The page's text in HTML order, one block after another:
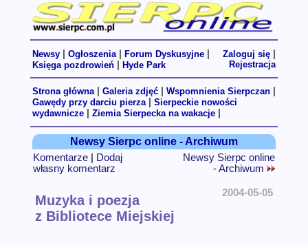
Newsy Ogłoszenia Forum Dyskusyjne
Księga pozdrowień Hyde Park
Zaloguj się
Rejestracja
Strona główna| Galeria zdjęć Wspomnienia Sierpczan
Gawędy przy darciu pierza| Sierpeckie nowości
wydawnicze
Ziemia Sierpecka na wakacje
Newsy Sierpc online - Archiwum
Komentarze
Dodaj
własny komentarz
Newsy Sierpc online
- Archiwum
Muzyka i poezja
z Bibliotece Miejskiej
2004-05-05